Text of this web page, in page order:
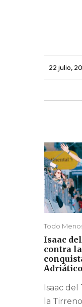
22 julio,
Todo
Isaac
contra
Adriático
Isaac
la